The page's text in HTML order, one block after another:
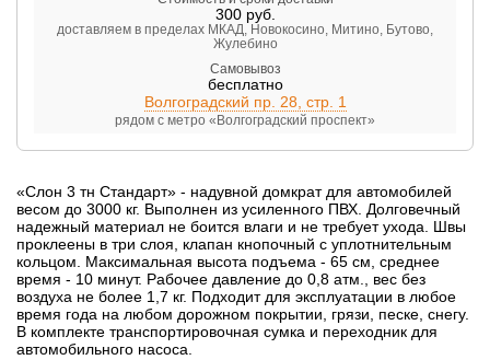
300руб.
доставляем в пределах МКАД, Новокосино, Митино, Бутово,
Жулебино
Самовывоз
бесплатно
Волгоградский пр. 28, стр. 1
рядом с метро «Волгоградский проспект»
«Слон 3 тн Стандарт» - надувной домкрат для автомобилей
весом до 3000 кг. Выполнен из усиленного ПВХ. Долговечный
надежный материал не боится влаги и не требует ухода. Швы
проклеены в три слоя, клапан кнопочный с уплотнительным
кольцом. Максимальная высота подъема - 65 см, среднее
время - 10 минут. Рабочее давление до 0,8 атм., вес без
воздуха не более 1,7 кг. Подходит для эксплуатации в любое
время года на любом дорожном покрытии, грязи, песке, снегу.
В комплекте транспортировочная сумка и переходник для
автомобильного насоса.